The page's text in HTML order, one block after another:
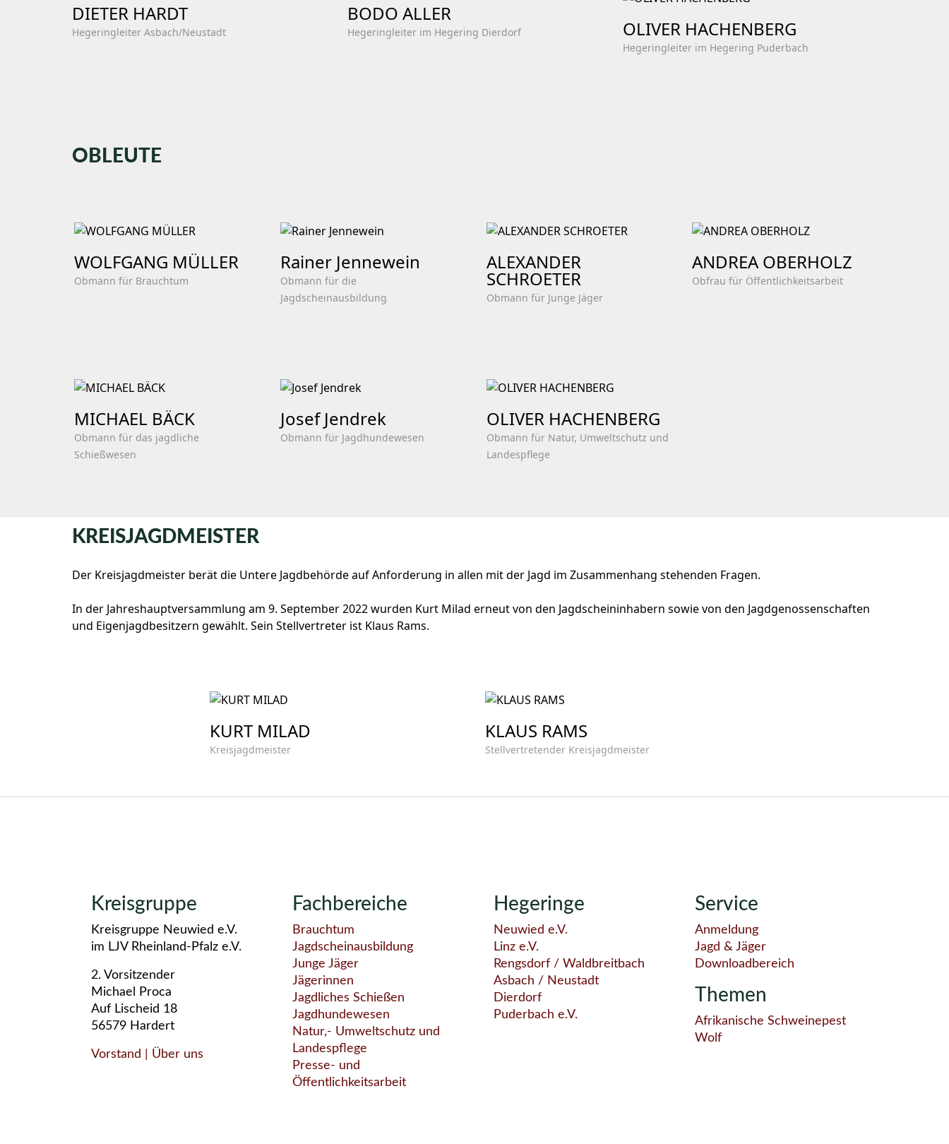
DIETER HARDT
Hegeringleiter Asbach/Neustadt
BODO ALLER
Hegeringleiter im Hegering Dierdorf OLIVER HACHENBERG
Hegeringleiter im Hegering Puderbach
OBLEUTE
WOLFGANG MÜLLER
Obmann für Brauchtum
Rainer Jennewein
Obmann für die
Jagdscheinausbildung
ALEXANDER
SCHROETER
Obmann für Junge Jäger
ANDREA OBERHOLZ
Obfrau für Öffentlichkeitsarbeit
MICHAEL BÄCK
Obmann für das jagdliche
Schießwesen
Josef Jendrek
Obmann für Jagdhundewesen
OLIVER HACHENBERG
Obmann für Natur, Umweltschutz und
Landespflege
KREISJAGDMEISTER
Der Kreisjagdmeister berät die Untere Jagdbehörde auf Anforderung in allen mit der Jagd im Zusammenhang stehenden Fragen.
In der Jahreshauptversammlung am 9. September 2022 wurden Kurt Milad erneut von den Jagdscheininhabern sowie von den Jagdgenossenschaften
und Eigenjagdbesitzern gewählt. Sein Stellvertreter ist Klaus Rams.
KURT MILAD
Kreisjagdmeister
KLAUS RAMS
Stellvertretender Kreisjagdmeister
Kreisgruppe
Kreisgruppe Neuwied e.V.
im LJV Rheinland-Pfalz e.V.
2. Vorsitzender
Michael Proca
Auf Lischeid 18
56579 Hardert
Vorstand | Über uns
Fachbereiche
Brauchtum
Jagdscheinausbildung
Junge Jäger
Jägerinnen
Jagdliches Schießen
Jagdhundewesen
Natur,- Umweltschutz und
Landespflege
Presse- und
Öffentlichkeitsarbeit
Hegeringe
Neuwied e.V.
Linz e.V.
Rengsdorf / Waldbreitbach
Asbach / Neustadt
Dierdorf
Puderbach e.V.
Service
Anmeldung
Jagd & Jäger
Downloadbereich
Themen
Afrikanische Schweinepest
Wolf